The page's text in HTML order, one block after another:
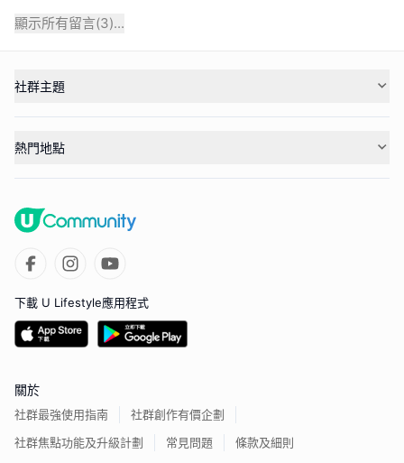
顯示所有留言(3)...
社群主題
熱門地點
下載 U Lifestyle應用程式
關於
社群最強使用指南
社群創作有價企劃
社群焦點功能及升級計劃
常見問題 條款及細則